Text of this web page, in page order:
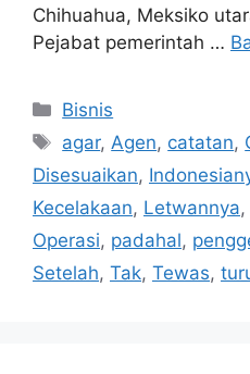
Chihuahua, Meksiko
Pejabat pemerintah …
Kategori
Bisnis
Tag
agar, Agen, catatan,
Disesuaikan,
Kecelakaan, Letwannya,
Operasi, padahal,
Setelah, Tak, Tewas,